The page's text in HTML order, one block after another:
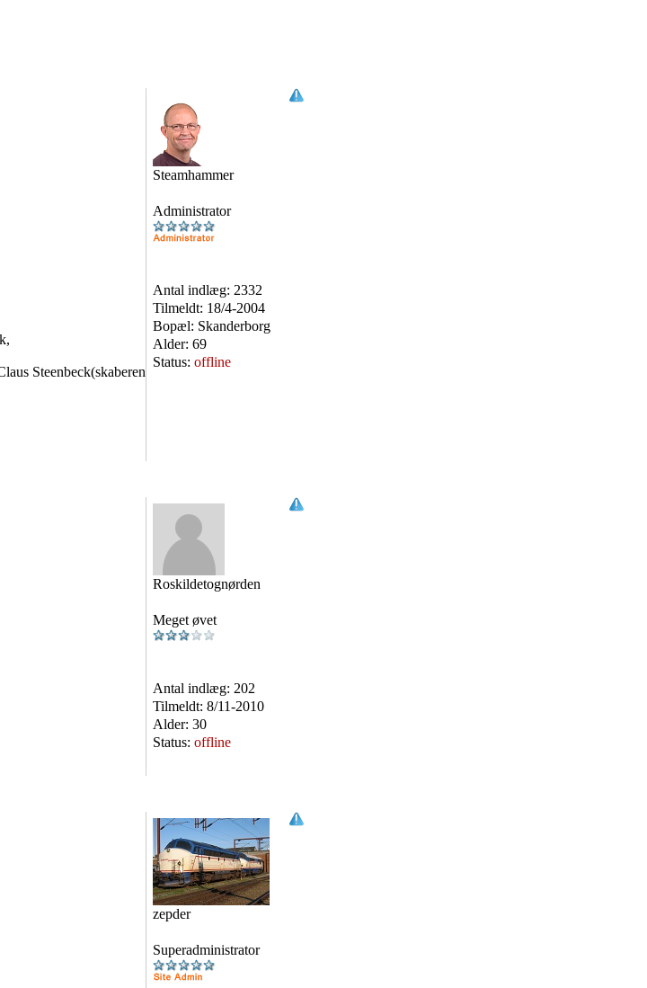
Steenbeck(skaberen
Steamhammer
Administrator
Antal indlæg: 2332
Tilmeldt: 18/4-2004
Bopæl: Skanderborg
Alder: 69
Status: offline
Roskildetognørden
Meget øvet
Antal indlæg: 202
Tilmeldt: 8/11-2010
Alder: 30
Status: offline
zepder
Superadministrator